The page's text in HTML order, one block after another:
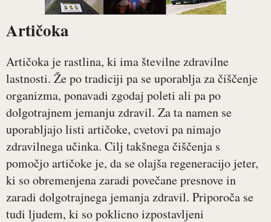
Artičoka
Artičoka je rastlina, ki ima številne zdravilne
lastnosti. Že po tradiciji pa se uporablja za čiščenje
organizma, ponavadi zgodaj poleti ali pa po
dolgotrajnem jemanju zdravil. Za ta namen se
uporabljajo listi artičoke, cvetovi pa nimajo
zdravilnega učinka. Cilj takšnega čiščenja s
pomočjo artičoke je, da se olajša regeneracijo jeter,
ki so obremenjena zaradi povečane presnove in
zaradi dolgotrajnega jemanja zdravil. Priporoča se
tudi ljudem, ki so poklicno izpostavljeni